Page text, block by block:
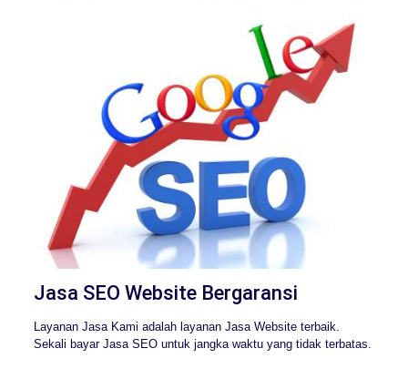
Jasa SEO Website Bergaransi
Layanan Jasa Kami adalah layanan Jasa Website terbaik.
Sekali bayar Jasa SEO untuk jangka waktu yang tidak terbatas.